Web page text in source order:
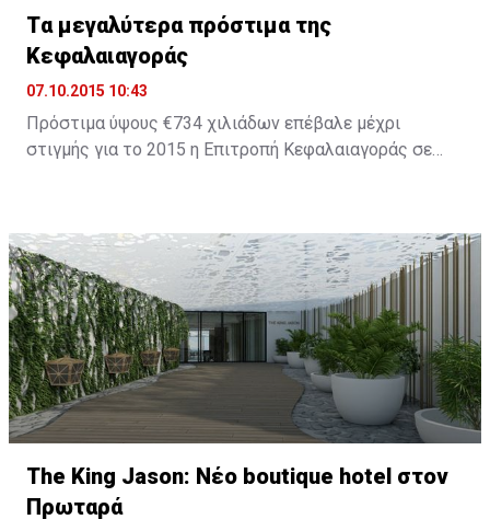
Tα μεγαλύτερα πρόστιμα της
Κεφαλαιαγοράς
07.10.2015 10:43
Πρόστιμα ύψους €734 χιλιάδων επέβαλε μέχρι
στιγμής για το 2015 η Επιτροπή Κεφαλαιαγοράς σε
την πορεία του Οργανισμού καθώς επιβλήθηκαν
πρόστιμα ύψους €8,2 εκατ., ενώ για το 2013 τα
συνολικά πρόστιμα ήταν μόλις €1,279,000.
The King Jason: Νέο boutique hotel στον
Πρωταρά